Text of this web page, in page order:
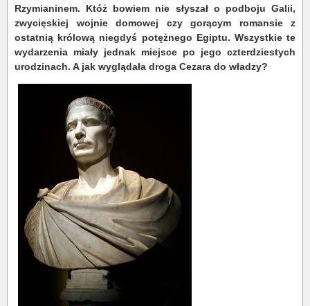
Rzymianinem. Któż bowiem nie słyszał o podboju Galii,
zwycięskiej wojnie domowej czy gorącym romansie z
ostatnią królową niegdyś potężnego Egiptu. Wszystkie te
wydarzenia miały jednak miejsce po jego czterdziestych
urodzinach. A jak wyglądała droga Cezara do władzy?